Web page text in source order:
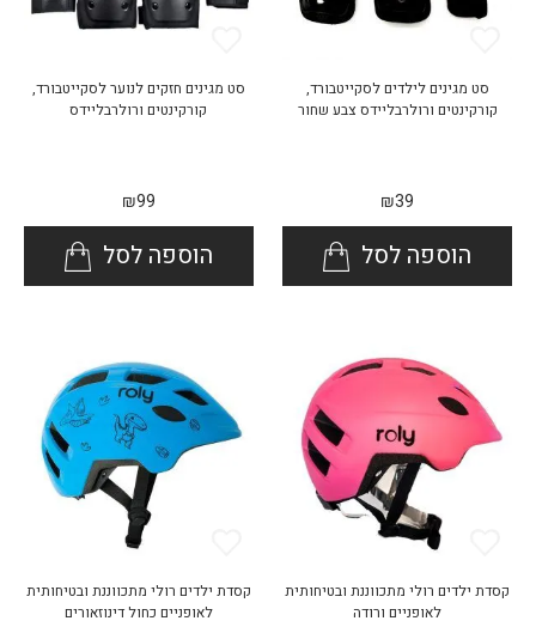
סט מגינים לילדים לסקייטבורד,
קורקינטים ורולרבליידס צבע שחור
₪39
הוספה לסל
סט מגינים חזקים לנוער לסקייטבורד,
קורקינטים ורולרבליידס
₪99
הוספה לסל
קסדת ילדים רולי מתכווננת ובטיחותית
לאופניים ורודה
קסדת ילדים רולי מתכווננת ובטיחותית
לאופניים כחול דינוזאורים